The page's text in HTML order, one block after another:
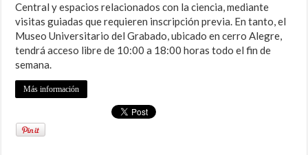
Central y espacios relacionados con la ciencia, mediante
visitas guiadas que requieren inscripción previa. En tanto, el
Museo Universitario del Grabado, ubicado en cerro Alegre,
tendrá acceso libre de 10:00 a 18:00 horas todo el fin de
semana.
Más información